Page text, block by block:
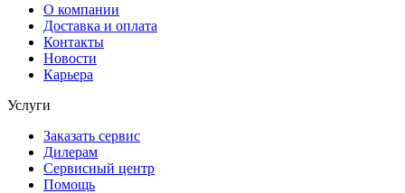
О компании
Доставка и оплата
Контакты
Новости
Карьера
Услуги
Заказать сервис
Дилерам
Сервисный центр
Помощь